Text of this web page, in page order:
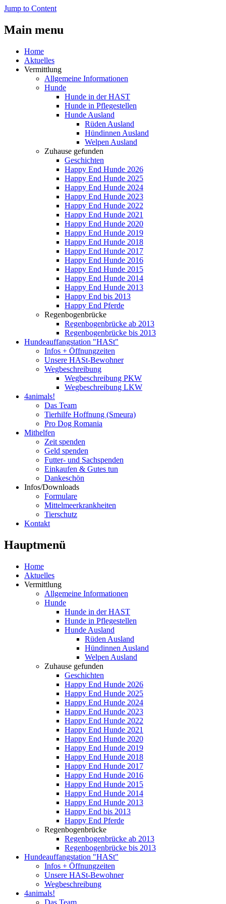
Jump to Content
Main menu
Home
Aktuelles
Vermittlung
Allgemeine Informationen
Hunde
Hunde in der HAST
Hunde in Pflegestellen
Hunde Ausland
Rüden Ausland
Hündinnen Ausland
Welpen Ausland
Zuhause gefunden
Geschichten
Happy End Hunde 2026
Happy End Hunde 2025
Happy End Hunde 2024
Happy End Hunde 2023
Happy End Hunde 2022
Happy End Hunde 2021
Happy End Hunde 2020
Happy End Hunde 2019
Happy End Hunde 2018
Happy End Hunde 2017
Happy End Hunde 2016
Happy End Hunde 2015
Happy End Hunde 2014
Happy End Hunde 2013
Happy End bis 2013
Happy End Pferde
Regenbogenbrücke
Regenbogenbrücke ab 2013
Regenbogenbrücke bis 2013
Hundeauffangstation "HASt"
Infos + Öffnungzeiten
Unsere HASt-Bewohner
Wegbeschreibung
Wegbeschreibung PKW
Wegbeschreibung LKW
4animals!
Das Team
Tierhilfe Hoffnung (Smeura)
Pro Dog Romania
Mithelfen
Zeit spenden
Geld spenden
Futter- und Sachspenden
Einkaufen & Gutes tun
Dankeschön
Infos/Downloads
Formulare
Mittelmeerkrankheiten
Tierschutz
Kontakt
Hauptmenü
Home
Aktuelles
Vermittlung
Allgemeine Informationen
Hunde
Hunde in der HAST
Hunde in Pflegestellen
Hunde Ausland
Rüden Ausland
Hündinnen Ausland
Welpen Ausland
Zuhause gefunden
Geschichten
Happy End Hunde 2026
Happy End Hunde 2025
Happy End Hunde 2024
Happy End Hunde 2023
Happy End Hunde 2022
Happy End Hunde 2021
Happy End Hunde 2020
Happy End Hunde 2019
Happy End Hunde 2018
Happy End Hunde 2017
Happy End Hunde 2016
Happy End Hunde 2015
Happy End Hunde 2014
Happy End Hunde 2013
Happy End bis 2013
Happy End Pferde
Regenbogenbrücke
Regenbogenbrücke ab 2013
Regenbogenbrücke bis 2013
Hundeauffangstation "HASt"
Infos + Öffnungzeiten
Unsere HASt-Bewohner
Wegbeschreibung
4animals!
Das Team